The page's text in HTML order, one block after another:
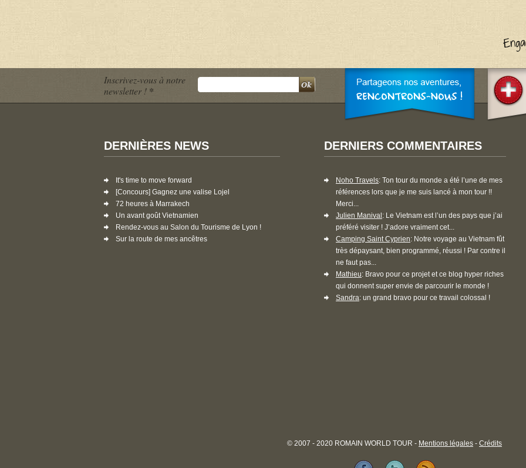
Inscrivez-vous à notre
newsletter ! *
DERNIÈRES NEWS
It's time to move forward
[Concours] Gagnez une valise Lojel
72 heures à Marrakech
Un avant goût Vietnamien
Rendez-vous au Salon du Tourisme de Lyon !
Sur la route de mes ancêtres
DERNIERS COMMENTAIRES
Noho Travels: Ton tour du monde a été l’une de mes
références lors que je me suis lancé à mon tour !!
Merci...
Julien Manival : Le Vietnam est l’un des pays que j’ai
préféré visiter ! J’adore vraiment cet...
Camping Saint Cyprien: Notre voyage au Vietnam fût
très dépaysant, bien programmé, réussi ! Par contre il
ne faut pas...
Mathieu: Bravo pour ce projet et ce blog hyper riches
qui donnent super envie de parcourir le monde !
Sandra: un grand bravo pour ce travail colossal !
© 2007 - 2020 ROMAIN WORLD TOUR - Mentions légales - Crédits